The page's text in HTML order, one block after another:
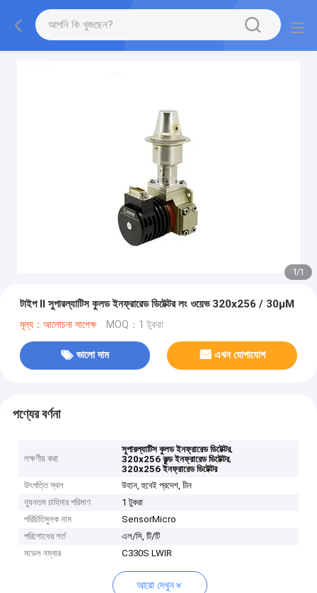
1/1
টাইপ II সুপারল্যাটিস কুলড ইনফ্রারেড ডিটেক্টর লং ওয়েভ 320x256 / 30μM
মূল্য：আলোচনা সাপেক্ষ MOQ：1 টুকরা
ভালো দাম এখন যোগাযোগ
পণ্যের বর্ণনা
লক্ষণীয় করা
সুপারল্যাটিস কুলড ইনফ্রারেড ডিটেক্টর,
320x256 কুল্ড ইনফ্রারেড ডিটেক্টর,
320x256 ইনফ্রারেড ডিটেক্টর
উৎপত্তি স্থল
উহান, হুবেই প্রদেশ, চীন
ন্যূনতম চাহিদার পরিমাণ
1 টুকরা
পরিচিতিমুলক নাম
SensorMicro
পরিশোধের শর্ত
এল/সি, টি/টি
মডেল নম্বার
C330S LWIR
আরো দেখুন